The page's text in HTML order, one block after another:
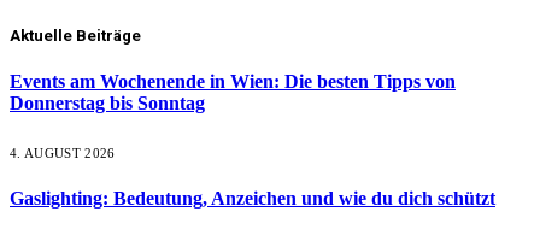
Aktuelle Beiträge
Events am Wochenende in Wien: Die besten Tipps von
Donnerstag bis Sonntag
4. AUGUST 2026
Gaslighting: Bedeutung, Anzeichen und wie du dich schützt